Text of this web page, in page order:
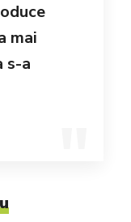
mai
s-a